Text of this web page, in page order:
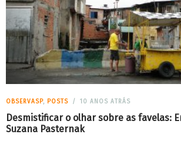
OBSERVASP, POSTS 10 ANOS ATRÁS
Desmistificar o olhar sobre as favelas:
Suzana Pasternak